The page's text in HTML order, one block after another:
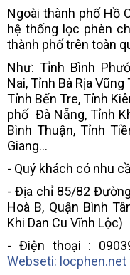
Ngoài thành phố Hồ
hệ thống lọc phèn
thành phố trên toàn
Như: Tỉnh Bình
Nai, Tỉnh Bà Rịa
Tỉnh Bến Tre, Tỉnh
phố Đà Nẵng, Tỉnh
Bình Thuận, Tỉnh
Giang...
- Quý khách có nhu
- Địa chỉ 85/82
Hoà B, Quận Bình
Khi Dan Cu Vĩnh Lộc)
- Điện thoại :
Webseti: locphen.net